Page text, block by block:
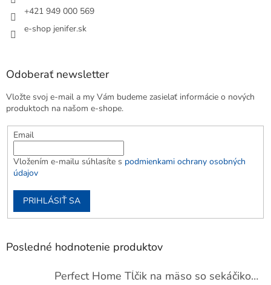
+421 949 000 569
e-shop jenifer.sk
Odoberať newsletter
Vložte svoj e-mail a my Vám budeme zasielať informácie o nových
produktoch na našom e-shope.
Email
Vložením e-mailu súhlasíte s podmienkami ochrany osobných
údajov
PRIHLÁSIŤ SA
Posledné hodnotenie produktov
Perfect Home Tĺčik na mäso so sekáčikom, 56893